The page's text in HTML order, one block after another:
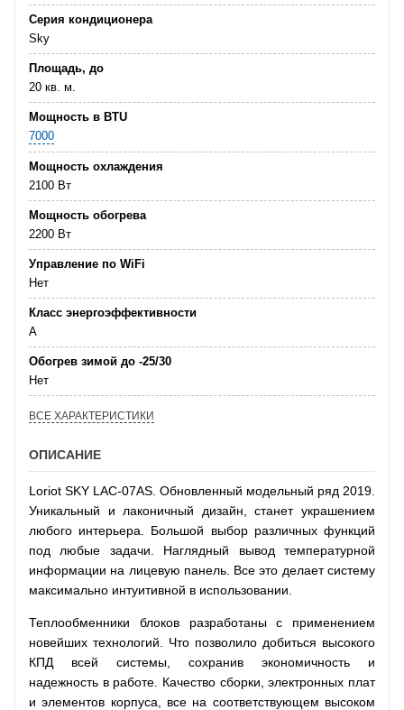
Серия кондиционера
Sky
Площадь, до
20 кв. м.
Мощность в BTU
7000
Мощность охлаждения
2100 Вт
Мощность обогрева
2200 Вт
Управление по WiFi
Нет
Класс энергоэффективности
А
Обогрев зимой до -25/30
Нет
ВСЕ ХАРАКТЕРИСТИКИ
ОПИСАНИЕ
Loriot SKY LAC-07AS. Обновленный модельный ряд 2019.
Уникальный и лаконичный дизайн, станет украшением
любого интерьера. Большой выбор различных функций
под любые задачи. Наглядный вывод температурной
информации на лицевую панель. Все это делает систему
максимально интуитивной в использовании.
Теплообменники блоков разработаны с применением
новейших технологий. Что позволило добиться высокого
КПД всей системы, сохранив экономичность и
надежность в работе. Качество сборки, электронных плат
и элементов корпуса, все на соответствующем высоком